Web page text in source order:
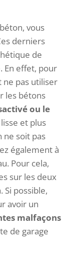
vous
derniers
de
En effet, pour
ne pas utiliser
les bétons
ou le
et plus
ne soit pas
également à
Pour cela,
sur les deux
possible,
avoir un
malfaçons
de garage